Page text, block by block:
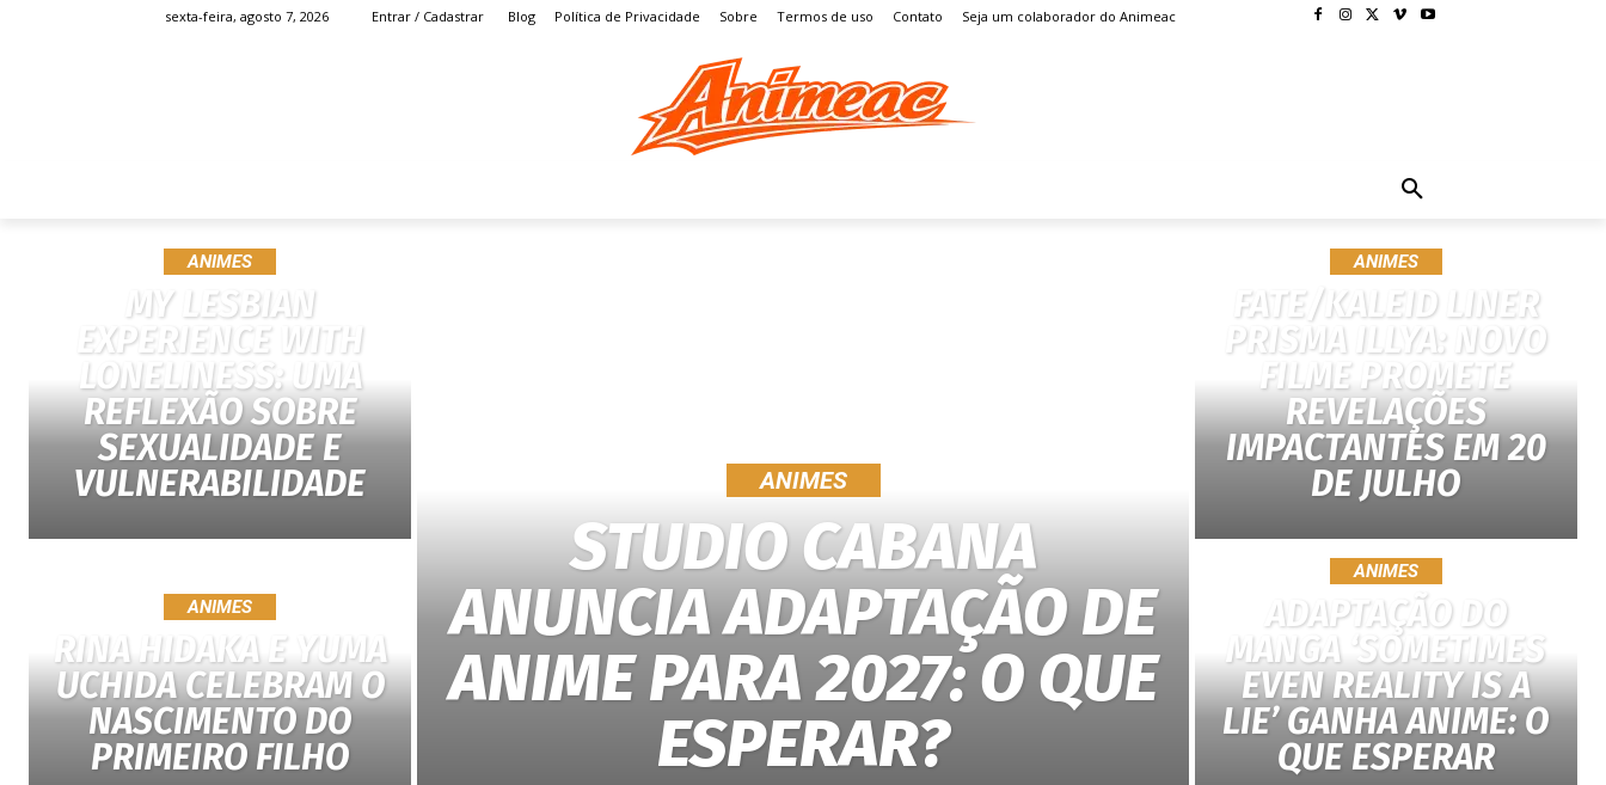
sexta-feira, agosto 7, 2026 Entrar / Cadastrar Blog Política de Privacidade Sobre Termos de uso Contato Seja um colaborador do Animeac
ANIMES
MY LESBIAN
EXPERIENCE WITH
LONELINESS: UMA
REFLEXÃO SOBRE
SEXUALIDADE E
VULNERABILIDADE
ANIMES
RINA HIDAKA E YUMA
UCHIDA CELEBRAM O
NASCIMENTO DO
PRIMEIRO FILHO
ANIMES
STUDIO CABANA
ANUNCIA ADAPTAÇÃO DE
ANIME PARA 2027: O QUE
ESPERAR?
ANIMES
FATE/KALEID LINER
PRISMA ILLYA: NOVO
FILME PROMETE
REVELAÇÕES
IMPACTANTES EM 20
DE JULHO
ANIMES
ADAPTAÇÃO DO
MANGA ‘SOMETIMES
EVEN REALITY IS A
LIE’ GANHA ANIME: O
QUE ESPERAR